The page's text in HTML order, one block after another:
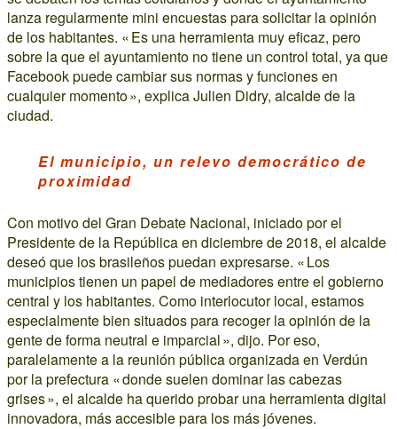
lanza regularmente mini encuestas para solicitar la opinión
de los habitantes. « Es una herramienta muy eficaz, pero
sobre la que el ayuntamiento no tiene un control total, ya que
Facebook puede cambiar sus normas y funciones en
cualquier momento », explica Julien Didry, alcalde de la
ciudad.
El municipio, un relevo democrático de
proximidad
Con motivo del Gran Debate Nacional, iniciado por el
Presidente de la República en diciembre de 2018, el alcalde
deseó que los brasileños puedan expresarse. « Los
municipios tienen un papel de mediadores entre el gobierno
central y los habitantes. Como interlocutor local, estamos
especialmente bien situados para recoger la opinión de la
gente de forma neutral e imparcial », dijo. Por eso,
paralelamente a la reunión pública organizada en Verdún
por la prefectura « donde suelen dominar las cabezas
grises », el alcalde ha querido probar una herramienta digital
innovadora, más accesible para los más jóvenes.